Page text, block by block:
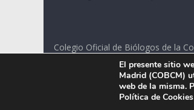
Colegio Oficial de Biólogos de la
C/ Santa Engracia 108, 2º int.izq.
El presente sitio
Madrid (COBCM)
web de la misma.
Política de